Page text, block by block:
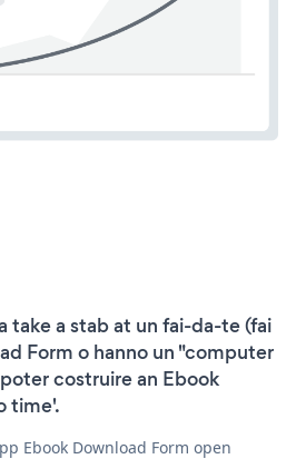
take a stab at un fai-da-te (fai
Form o hanno un "computer
costruire an Ebook
time'.
Ebook Download Form open